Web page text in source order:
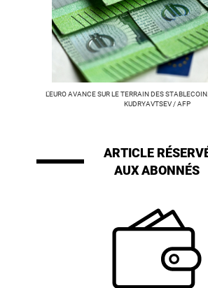
L'EURO AVANCE SUR LE TERRAIN DES
KUDRYAVTSEV / AFP
ARTICLE
AUX ABONNÉS